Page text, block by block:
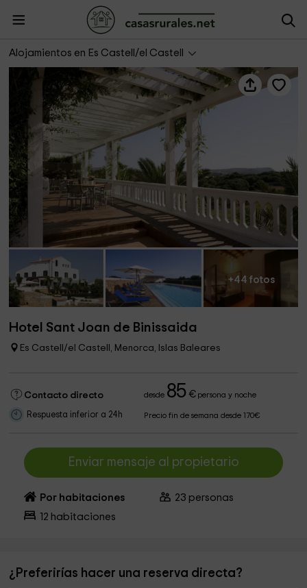
Alojamientos en Es Castell/el Castell
Hotel Sant Joan de Binissaida
+44 fotos
Hotel Sant Joan de Binissaida
Es Castell/el Castell, Menorca, Islas Baleares
Contacto directo desde 85 €persona y noche
Respuesta inferior a 24h Precio fin de semana desde 170€
Enviar mensaje al propietario
Por habitaciones 23 personas
12 habitaciones
¿Preferirías hacer una reserva directa?